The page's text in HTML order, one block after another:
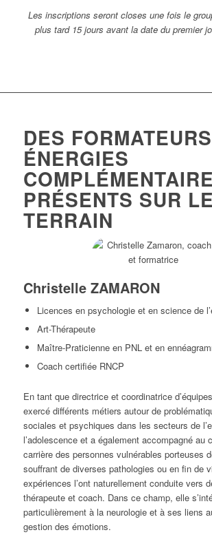
Les inscriptions seront closes une fois le
plus tard 15 jours avant la date du premier
DES
ÉNERGIES
PRÉSENTS SUR LE
TERRAIN
Christelle ZAMARON
Licences en psychologie et en science de
Art-Thérapeute
Maître-Praticienne en PNL et en
Coach certifiée RNCP
En tant que directrice et coordinatrice
exercé différents métiers autour de
sociales et psychiques dans les secteurs de
l’adolescence et a également accompagné au
carrière des personnes vulnérables porteuses
souffrant de diverses pathologies ou en fin de
expériences l’ont naturellement conduite vers
thérapeute et coach. Dans ce champ, elle
particulièrement à la neurologie et à ses liens
gestion des émotions.